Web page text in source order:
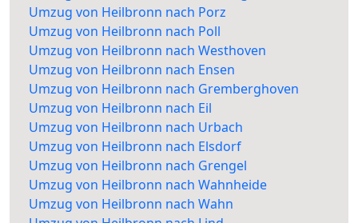
Umzug von Heilbronn nach Porz
Umzug von Heilbronn nach Poll
Umzug von Heilbronn nach Westhoven
Umzug von Heilbronn nach Ensen
Umzug von Heilbronn nach Gremberghoven
Umzug von Heilbronn nach Eil
Umzug von Heilbronn nach Urbach
Umzug von Heilbronn nach Elsdorf
Umzug von Heilbronn nach Grengel
Umzug von Heilbronn nach Wahnheide
Umzug von Heilbronn nach Wahn